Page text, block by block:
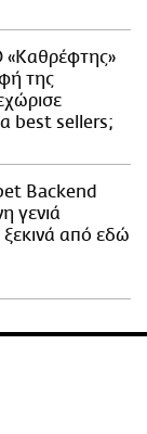
της
best sellers;
Backend
γενιά
από εδώ